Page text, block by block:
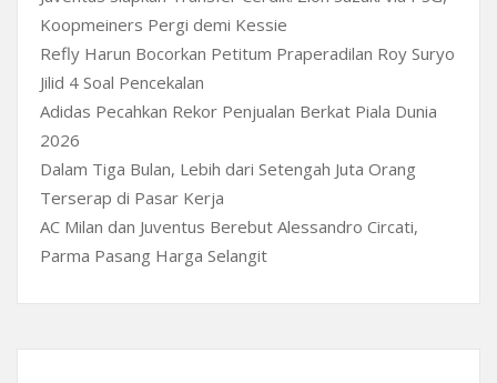
Koopmeiners Pergi demi Kessie
Refly Harun Bocorkan Petitum Praperadilan Roy Suryo
Jilid 4 Soal Pencekalan
Adidas Pecahkan Rekor Penjualan Berkat Piala Dunia
2026
Dalam Tiga Bulan, Lebih dari Setengah Juta Orang
Terserap di Pasar Kerja
AC Milan dan Juventus Berebut Alessandro Circati,
Parma Pasang Harga Selangit